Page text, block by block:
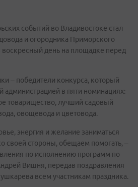
событий во Владивостоке стал
и огородника Приморского
день на площадке перед
– победители конкурса, который
администрацией в пяти номинациях:
товарищество, лучший садовый
овощевода и цветовода.
энергия и желание заниматься
своей стороны, обещаем помогать, –
по исполнению программ по
Вишня, передав поздравления
всем участникам праздника.